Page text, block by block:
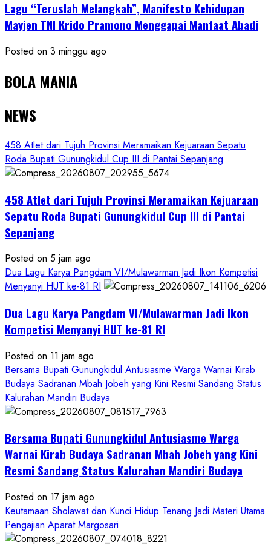
Lagu “Teruslah Melangkah”, Manifesto Kehidupan
Mayjen TNI Krido Pramono Menggapai Manfaat Abadi
Posted on 3 minggu ago
BOLA MANIA
NEWS
458 Atlet dari Tujuh Provinsi Meramaikan Kejuaraan Sepatu
Roda Bupati Gunungkidul Cup III di Pantai Sepanjang
458 Atlet dari Tujuh Provinsi Meramaikan Kejuaraan
Sepatu Roda Bupati Gunungkidul Cup III di Pantai
Sepanjang
Posted on 5 jam ago
Dua Lagu Karya Pangdam VI/Mulawarman Jadi Ikon Kompetisi
Menyanyi HUT ke-81 RI
Dua Lagu Karya Pangdam VI/Mulawarman Jadi Ikon
Kompetisi Menyanyi HUT ke-81 RI
Posted on 11 jam ago
Bersama Bupati Gunungkidul Antusiasme Warga Warnai Kirab
Budaya Sadranan Mbah Jobeh yang Kini Resmi Sandang Status
Kalurahan Mandiri Budaya
Bersama Bupati Gunungkidul Antusiasme Warga
Warnai Kirab Budaya Sadranan Mbah Jobeh yang Kini
Resmi Sandang Status Kalurahan Mandiri Budaya
Posted on 17 jam ago
Keutamaan Sholawat dan Kunci Hidup Tenang Jadi Materi Utama
Pengajian Aparat Margosari